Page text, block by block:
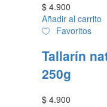
$ 4.900
Añadir al carrito
Favoritos
Tallarín
250g
$ 4.900